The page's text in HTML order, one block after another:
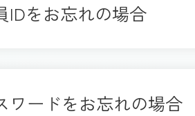
IDをお忘れの場合
ワードをお忘れの場合